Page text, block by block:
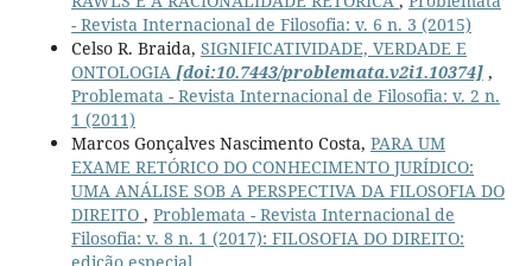
- Revista Internacional de Filosofia: v. 6 n. 3 (2015)
Celso R. Braida, SIGNIFICATIVIDADE, VERDADE E
ONTOLOGIA [doi:10.7443/problemata.v2i1.10374],
Problemata - Revista Internacional de Filosofia: v. 2 n.
1 (2011)
Marcos Gonçalves Nascimento Costa, PARA UM
EXAME RETÓRICO DO CONHECIMENTO JURÍDICO:
UMA ANÁLISE SOB A PERSPECTIVA DA FILOSOFIA DO
DIREITO , Problemata - Revista Internacional de
Filosofia: v. 8 n. 1 (2017): FILOSOFIA DO DIREITO:
edição especial